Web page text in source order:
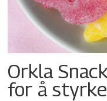
Orkla
for å